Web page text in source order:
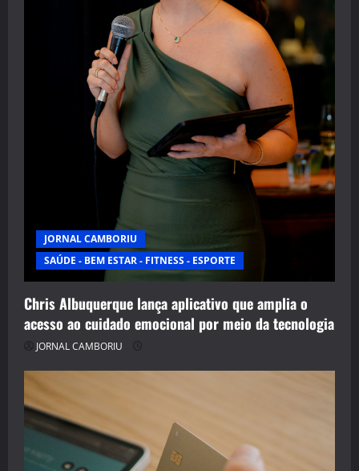
JORNAL CAMBORIU
SAÚDE - BEM ESTAR - FITNESS - ESPORTE
Chris Albuquerque lança aplicativo que amplia o
acesso ao cuidado emocional por meio da tecnologia
JORNAL CAMBORIU